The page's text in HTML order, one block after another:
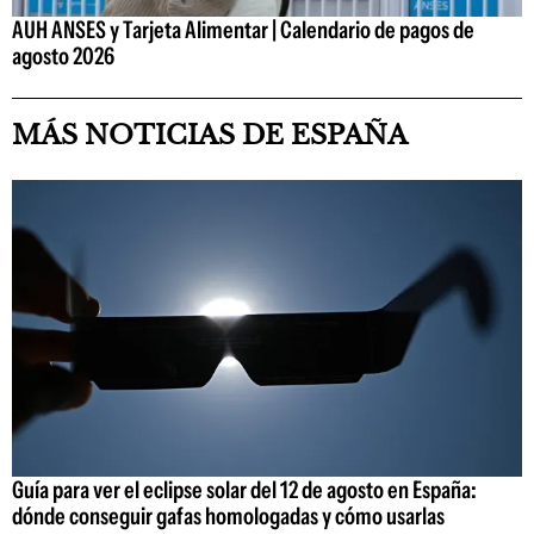
AUH ANSES y Tarjeta Alimentar | Calendario de pagos de
agosto 2026
MÁS NOTICIAS DE ESPAÑA
Guía para ver el eclipse solar del 12 de agosto en España:
dónde conseguir gafas homologadas y cómo usarlas